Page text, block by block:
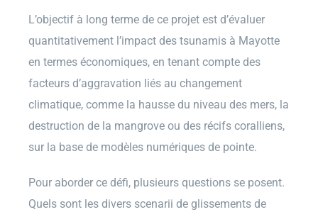
L’objectif à long terme de ce projet est d’évaluer
quantitativement l’impact des tsunamis à Mayotte
en termes économiques, en tenant compte des
facteurs d’aggravation liés au changement
climatique, comme la hausse du niveau des mers, la
destruction de la mangrove ou des récifs coralliens,
sur la base de modèles numériques de pointe.
Pour aborder ce défi, plusieurs questions se posent.
Quels sont les divers scenarii de glissements de